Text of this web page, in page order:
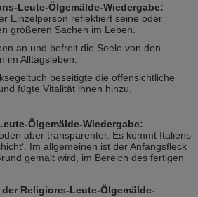
Leute-Ölgemälde-Wiedergabe:
Einzelperson reflektiert seine oder
größeren Sachen im Leben.
an und befreit die Seele von den
im Alltagsleben.
beseitigte die offensichtliche
fügte Vitalität ihnen hinzu.
Ölgemälde-Wiedergabe:
aber transparenter. Es kommt Italiens
Im allgemeinen ist der Anfangsfleck
gemalt wird, im Bereich des fertigen
Religions-Leute-Ölgemälde-